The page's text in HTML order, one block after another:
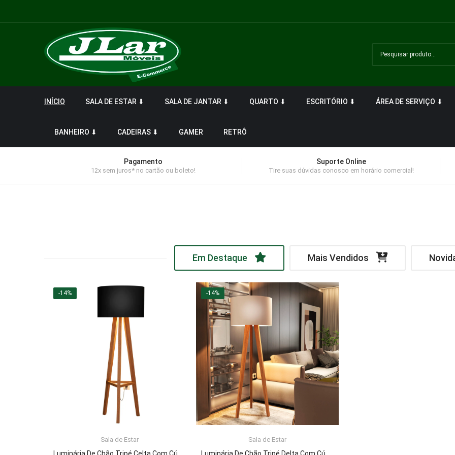
INÍCIO SALA DE ESTAR ⬇ SALA DE JANTAR ⬇ QUARTO ⬇ ESCRITÓRIO ⬇ ÁREA DE SERVIÇO ⬇
BANHEIRO ⬇ CADEIRAS ⬇ GAMER RETRÔ
Pagamento
12x sem juros* no cartão ou boleto!
Suporte Online
Tire suas dúvidas conosco em horário comercial!
Em Destaque Mais Vendidos
-14%
Sala de Estar
ADICIONAR AO CARRINHO
-14%
Sala de Estar
LER MAIS